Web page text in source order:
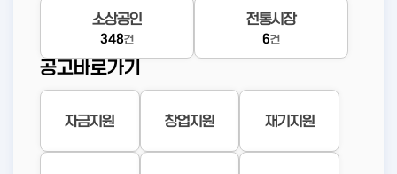
소상공인
348건
전통시장
6건
공고바로가기
자금지원 창업지원 재기지원